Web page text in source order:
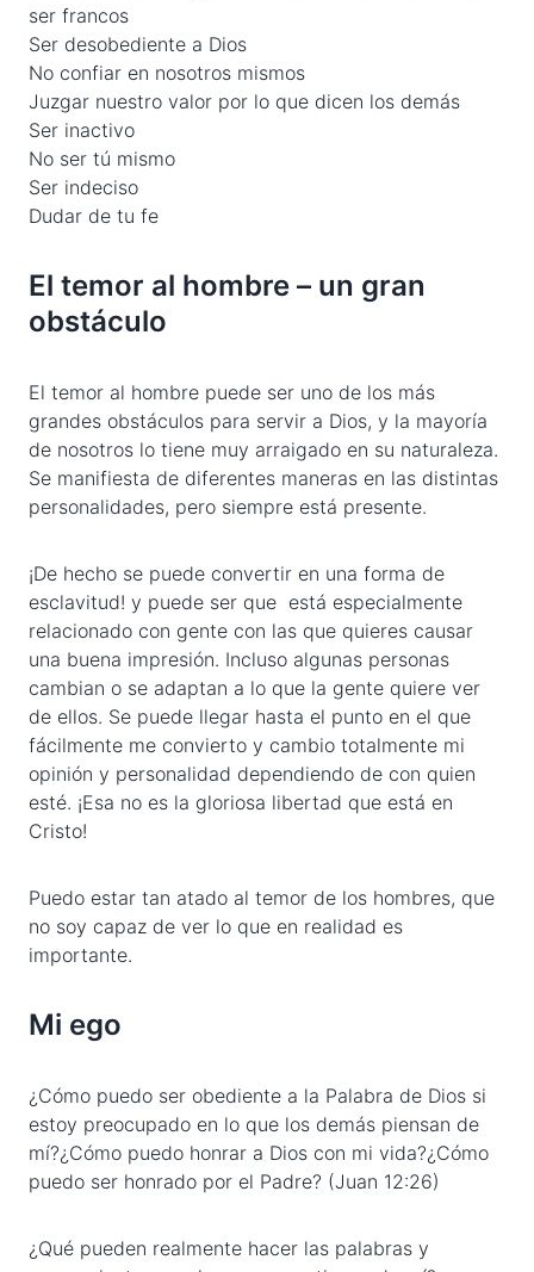
ser francos
Ser desobediente a Dios
No confiar en nosotros mismos
Juzgar nuestro valor por lo que dicen los demás
Ser inactivo
No ser tú mismo
Ser indeciso
Dudar de tu fe
El temor al hombre – un gran
obstáculo
El temor al hombre puede ser uno de los más
grandes obstáculos para servir a Dios, y la mayoría
de nosotros lo tiene muy arraigado en su naturaleza.
Se manifiesta de diferentes maneras en las distintas
personalidades, pero siempre está presente.
¡De hecho se puede convertir en una forma de
esclavitud! y puede ser que está especialmente
relacionado con gente con las que quieres causar
una buena impresión. Incluso algunas personas
cambian o se adaptan a lo que la gente quiere ver
de ellos. Se puede llegar hasta el punto en el que
fácilmente me convierto y cambio totalmente mi
opinión y personalidad dependiendo de con quien
esté. ¡Esa no es la gloriosa libertad que está en
Cristo!
Puedo estar tan atado al temor de los hombres, que
no soy capaz de ver lo que en realidad es
importante.
Mi ego
¿Cómo puedo ser obediente a la Palabra de Dios si
estoy preocupado en lo que los demás piensan de
mí?¿Cómo puedo honrar a Dios con mi vida?¿Cómo
puedo ser honrado por el Padre? (Juan 12:26)
¿Qué pueden realmente hacer las palabras y